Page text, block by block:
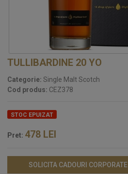
TULLIBARDINE 20 YO
Categorie: Single Malt Scotch
Cod produs: CEZ378
STOC EPUIZAT
Pret: 478 LEI
SOLICITA CADOURI CORPORATE